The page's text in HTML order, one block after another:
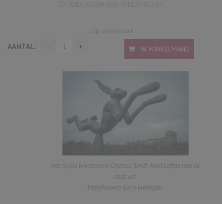
Op voorraad
AANTAL:
IN WINKELMAND
Het royale wijndomein Chateau Smith Haut Lafitte met de
haas van
beeldhouwer Barry Flanagan.